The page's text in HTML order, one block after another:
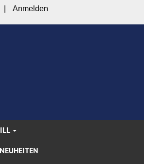
Anmelden
NEUHEITEN